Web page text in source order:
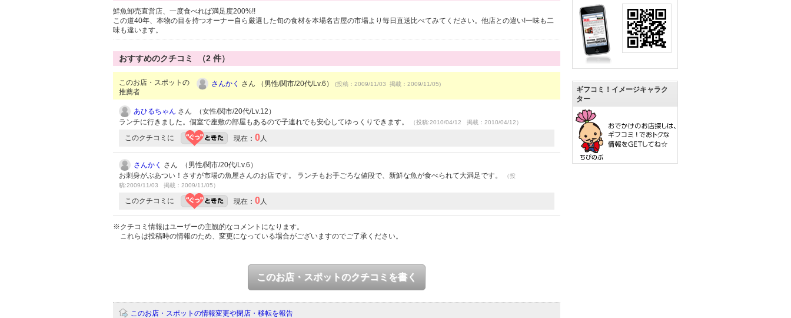
鮮魚卸売直営店、一度食べれば満足度200%!!
この道40年、本物の目を持つオーナー自ら厳選した旬の食材を本場名古屋の市場より毎日直送比べてみてください。他店との違い!一味も二
味も違います。
おすすめのクチコミ （2 件）
このお店・スポットの
推薦者
さんかく さん （男性/関市/20代/Lv.6） (投稿：2009/11/03 掲載：2009/11/05)
あひるちゃん さん （女性/関市/20代/Lv.12）
ランチに行きました。個室で座敷の部屋もあるので子連れでも安心してゆっくりできます。
（投稿:2010/04/12 掲載：2010/04/12）
このクチコミに 現在： 0人
さんかく さん （男性/関市/20代/Lv.6）
お刺身がぶあつい！さすが市場の魚屋さんのお店です。 ランチもお手ごろな値段で、新鮮な魚が食べられて大満足です。
（投
稿:2009/11/03 掲載：2009/11/05）
このクチコミに 現在： 0人
※クチコミ情報はユーザーの主観的なコメントになります。
これらは投稿時の情報のため、変更になっている場合がございますのでご了承ください。
このお店・スポットのクチコミを書く
このお店・スポットの情報変更や閉店・移転を報告
ギフコミ！イメージキャラク
ター